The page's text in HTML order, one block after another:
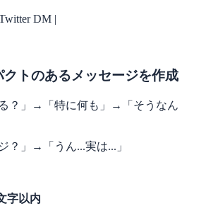
DM |
クトのあるメッセージを作成
？」→「特に何も」→「そうなん
？」→「うん...実は...」
字以内